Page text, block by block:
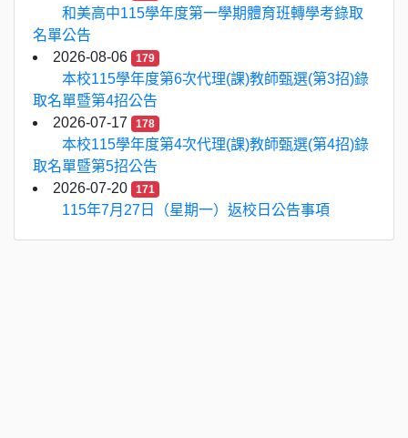
和美高中115學年度第一學期體育班轉學考錄取
名單公告
2026-08-06
179
本校115學年度第6次代理(課)教師甄選(第3招)錄
取名單暨第4招公告
2026-07-17
178
本校115學年度第4次代理(課)教師甄選(第4招)錄
取名單暨第5招公告
2026-07-20
171
115年7月27日（星期一）返校日公告事項